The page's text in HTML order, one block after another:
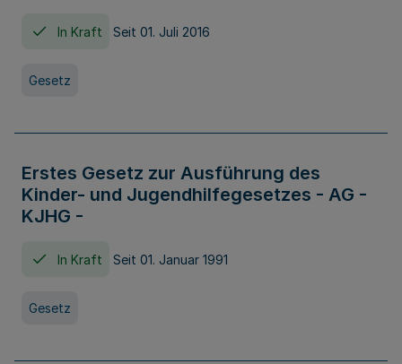
In Kraft Seit 01. Juli 2016
Gesetz
Erstes Gesetz zur Ausführung des
Kinder- und Jugendhilfegesetzes - AG -
KJHG -
In Kraft Seit 01. Januar 1991
Gesetz